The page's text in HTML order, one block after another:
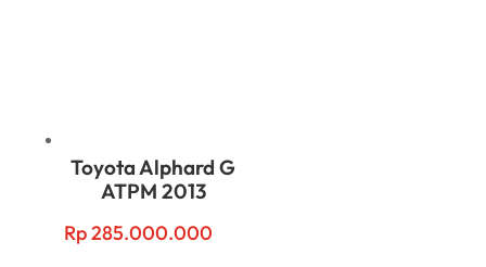
Toyota Alphard G
ATPM 2013
Rp285.000.000